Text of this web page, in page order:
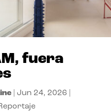
fuera
Jun 24, 2026